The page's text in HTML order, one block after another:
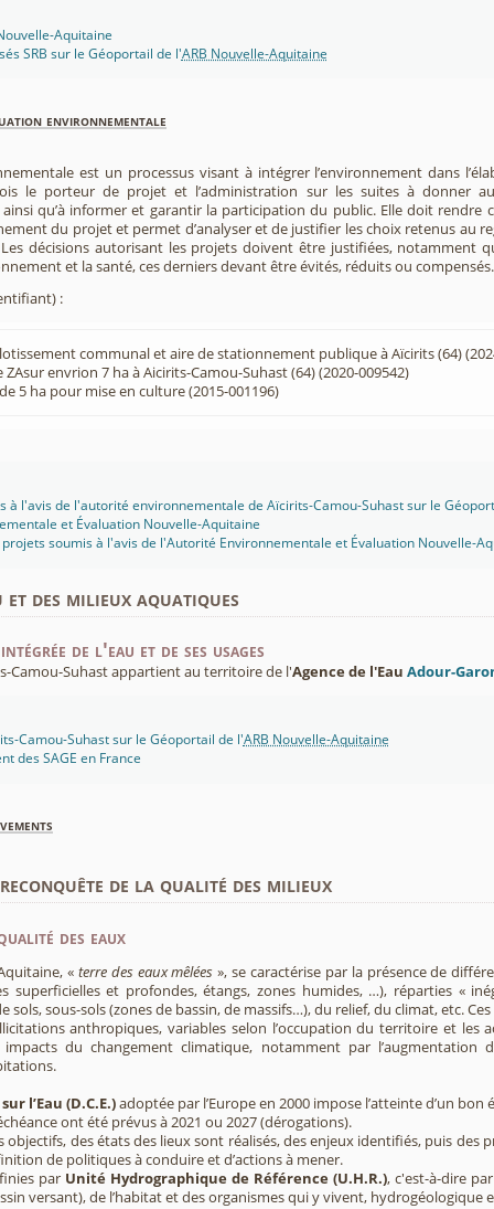
Aquitaine
SRB sur le Géoportail de l'ARB Nouvelle-Aquitaine
environnementale
est un processus visant à intégrer l’environnement dans
le porteur de projet et l’administration sur les suites à donner
qu’à informer et garantir la participation du public. Elle doit rendre
du projet et permet d’analyser et de justifier les choix retenus au
décisions autorisant les projets doivent être justifiées, notamment
et la santé, ces derniers devant être évités, réduits ou compensés.
:
communal et aire de stationnement publique à Aïcirits (64)
envrion 7 ha à Aicirits-Camou-Suhast (64) (2020-009542)
5 ha pour mise en culture (2015-001196)
à l'avis de l'autorité environnementale de Aïcirits-Camou-Suhast sur le
et Évaluation Nouvelle-Aquitaine
soumis à l'avis de l'Autorité Environnementale et Évaluation Nouvelle-
des milieux aquatiques
de l'eau et de ses usages
Camou-Suhast appartient au territoire de l'Agence de l'Eau Adour-
Camou-Suhast sur le Géoportail de l'ARB Nouvelle-Aquitaine
des SAGE en France
de la qualité des milieux
des eaux
« terre des eaux mêlées », se caractérise par la présence de
superficielles et profondes, étangs, zones humides, …), réparties «
sols, sous-sols (zones de bassin, de massifs…), du relief, du climat, etc.
anthropiques, variables selon l’occupation du territoire et les
impacts du changement climatique, notamment par l’augmentation
l’Eau (D.C.E.)adoptée par l’Europe en 2000 impose l’atteinte d’un
ont été prévus à 2021 ou 2027 (dérogations).
objectifs, des états des lieux sont réalisés, des enjeux identifiés, puis des
de politiques à conduire et d’actions à mener.
par Unité Hydrographique de Référence (U.H.R.), c'est-à-dire
versant), de l’habitat et des organismes qui y vivent, hydrogéologique